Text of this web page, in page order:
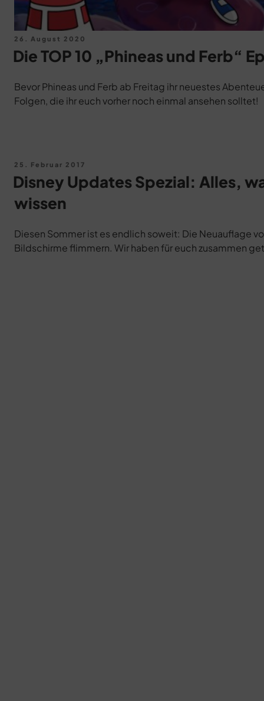
Veröffentlicht
26. August 2020
Die TOP 10 „Phineas und Ferb“
Bevor Phineas und Ferb ab Freitag ihr neuestes
Folgen, die ihr euch vorher noch einmal ansehen solltet!
Veröffentlicht
25. Februar 2017
Disney Updates Spezial: Alles,
wissen
Diesen Sommer ist es endlich soweit: Die Neuauflage
Bildschirme flimmern. Wir haben für euch zusammen